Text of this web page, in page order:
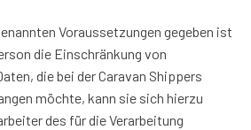
Voraussetzungen gegeben ist
die Einschränkung von
die bei der Caravan Shippers
möchte, kann sie sich hierzu
des für die Verarbeitung